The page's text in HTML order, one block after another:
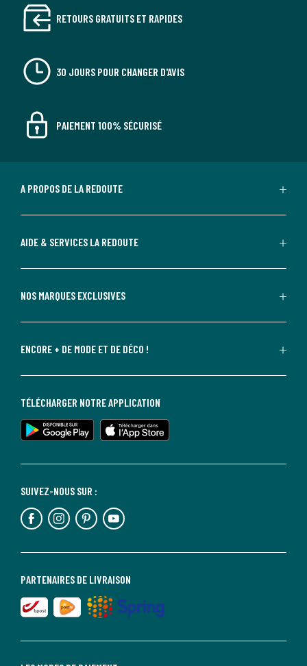
RETOURS GRATUITS ET RAPIDES
30 JOURS POUR CHANGER D'AVIS
PAIEMENT 100% SÉCURISÉ
A PROPOS DE LA REDOUTE
AIDE & SERVICES LA REDOUTE
NOS MARQUES EXCLUSIVES
ENCORE + DE MODE ET DE DÉCO !
PARTENAIRES DE LIVRAISON
SUIVEZ-NOUS SUR :
TÉLÉCHARGER NOTRE APPLICATION